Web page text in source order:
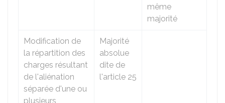
même
majorité
Modification de
la répartition des
charges résultant
de l'aliénation
séparée d'une ou
plusieurs
Majorité
absolue
dite de
l'article 25